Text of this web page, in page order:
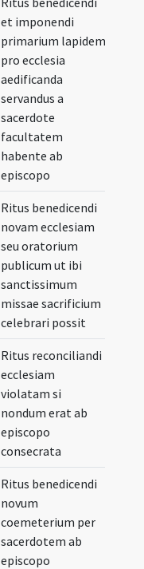
et imponendi
primarium lapidem
pro ecclesia
aedificanda
servandus a
sacerdote
facultatem
habente ab
episcopo
Ritus benedicendi
novam ecclesiam
seu oratorium
publicum ut ibi
sanctissimum
missae sacrificium
celebrari possit
Ritus reconciliandi
ecclesiam
violatam si
nondum erat ab
episcopo
consecrata
Ritus benedicendi
novum
coemeterium per
sacerdotem ab
episcopo